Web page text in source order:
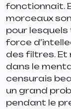
fonctionnait.
morceaux
pour lesquels
force
des filtres. Et
dans le
censurais
un grand
pendant le